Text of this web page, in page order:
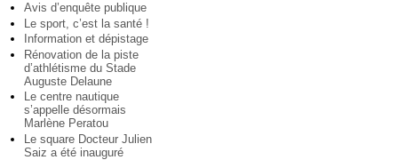
Avis d’enquête publique
Le sport, c’est la santé !
Information et dépistage
Rénovation de la piste
d’athlétisme du Stade
Auguste Delaune
Le centre nautique
s’appelle désormais
Marlène Peratou
Le square Docteur Julien
Saiz a été inauguré